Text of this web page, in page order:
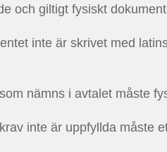
och giltigt fysiskt
inte är skrivet med
nämns i avtalet måste
inte är uppfyllda måste